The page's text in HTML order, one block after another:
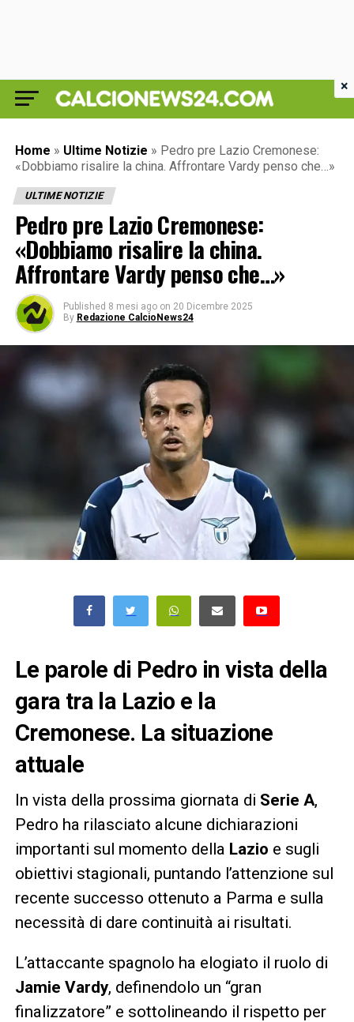
Home » Ultime Notizie » Pedro pre Lazio Cremonese:
«Dobbiamo risalire la china. Affrontare Vardy penso che…»
ULTIME NOTIZIE
Pedro pre Lazio Cremonese:
«Dobbiamo risalire la china.
Affrontare Vardy penso che…»
Published 8 mesi ago on 20 Dicembre 2025
By Redazione CalcioNews24
Le parole di Pedro in vista della
gara tra la Lazio e la
Cremonese. La situazione
attuale
In vista della prossima giornata di Serie A,
Pedro ha rilasciato alcune dichiarazioni
importanti sul momento della Lazio e sugli
obiettivi stagionali, puntando l’attenzione sul
recente successo ottenuto a Parma e sulla
necessità di dare continuità ai risultati.
L’attaccante spagnolo ha elogiato il ruolo di
Jamie Vardy, definendolo un “gran
finalizzatore” e sottolineando il rispetto per
×